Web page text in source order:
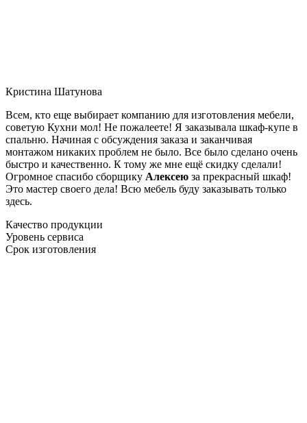
Кристина Шатунова
Всем, кто еще выбирает компанию для изготовления мебели,
советую Кухни мол! Не пожалеете! Я заказывала шкаф-купе в
спальню. Начиная с обсуждения заказа и заканчивая
монтажом никаких проблем не было. Все было сделано очень
быстро и качественно. К тому же мне ещё скидку сделали!
Огромное спасибо сборщику Алексею за прекрасный шкаф!
Это мастер своего дела! Всю мебель буду заказывать только
здесь.
Качество продукции
Уровень сервиса
Срок изготовления